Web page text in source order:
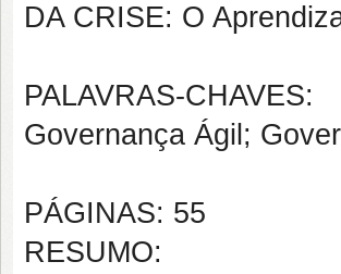
DA CRISE: O
PALAVRAS-CHAVES:
Governança Ágil;
PÁGINAS: 55
RESUMO: